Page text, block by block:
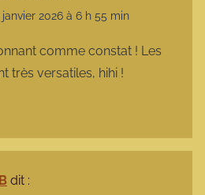
janvier 2026 à 6 h 55 min
comme constat ! Les
très versatiles, hihi !
dit :